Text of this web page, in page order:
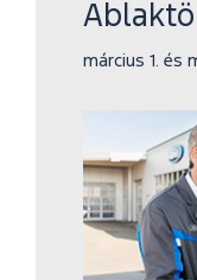
március 1. és